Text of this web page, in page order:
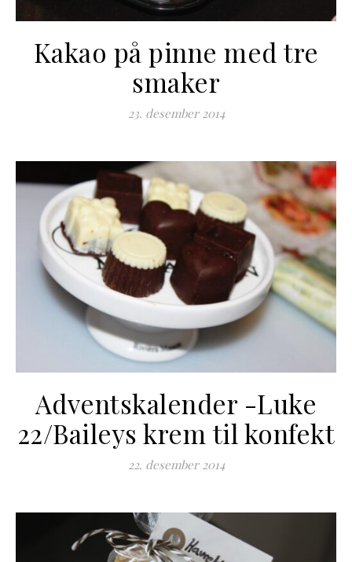
Kakao på pinne med tre
smaker
23. desember 2014
Adventskalender -Luke
22/Baileys krem til konfekt
22. desember 2014